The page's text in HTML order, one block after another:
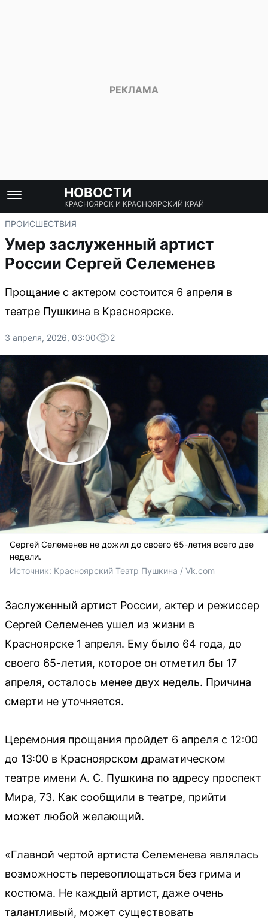
НОВОСТИ
КРАСНОЯРСК И КРАСНОЯРСКИЙ КРАЙ
ПРОИСШЕСТВИЯ
Умер заслуженный артист
России Сергей Селеменев
Прощание с актером состоится 6 апреля в
театре Пушкина в Красноярске.
3 апреля, 2026, 03:00 2
Сергей Селеменев не дожил до своего 65-летия всего две
недели.
Источник: Красноярский Театр Пушкина / Vk.com
Заслуженный артист России, актер и режиссер
Сергей Селеменев ушел из жизни в
Красноярске 1 апреля. Ему было 64 года, до
своего 65-летия, которое он отметил бы 17
апреля, осталось менее двух недель. Причина
смерти не уточняется.
Церемония прощания пройдет 6 апреля с 12:00
до 13:00 в Красноярском драматическом
театре имени А. С. Пушкина по адресу проспект
Мира, 73. Как сообщили в театре, прийти
может любой желающий.
«Главной чертой артиста Селеменева являлась
возможность перевоплощаться без грима и
костюма. Не каждый артист, даже очень
талантливый, может существовать